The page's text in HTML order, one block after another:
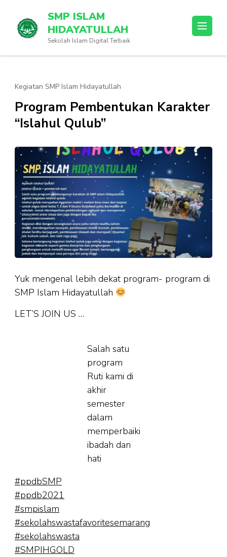
konten
SMP ISLAM
HIDAYATULLAH
Sekolah Islam Digital Terbaik
Kegiatan SMP Islam Hidayatullah
Program Pembentukan Karakter
“Islahul Qulub”
Yuk mengenal lebih dekat program- program di
SMP Islam Hidayatullah
LET’S JOIN US …
Salah satu
program
Ruti kami di
akhir
semester
dalam
memperbaiki
ibadah dan
hati
#ppdbSMP
#ppdb2021
#smpislam
#sekolahswastafavoritesemarang
#sekolahswasta
#SMPIHGOLD